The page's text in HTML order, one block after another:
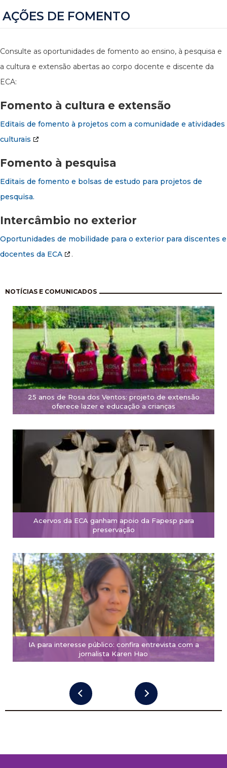
AÇÕES DE FOMENTO
Consulte as oportunidades de fomento ao ensino, à pesquisa e
a cultura e extensão abertas ao corpo docente e discente da
ECA:
Fomento à cultura e extensão
Editais de fomento à projetos com a comunidade e atividades
culturais
Fomento à pesquisa
Editais de fomento e bolsas de estudo para projetos de
pesquisa.
Intercâmbio no exterior
Oportunidades de mobilidade para o exterior para discentes e
docentes da ECA
.
NOTÍCIAS E COMUNICADOS
25 anos de Rosa dos Ventos: projeto de extensão
oferece lazer e educação a crianças
Acervos da ECA ganham apoio da Fapesp para
preservação
IA para interesse público: confira entrevista com a
jornalista Karen Hao
Paginação